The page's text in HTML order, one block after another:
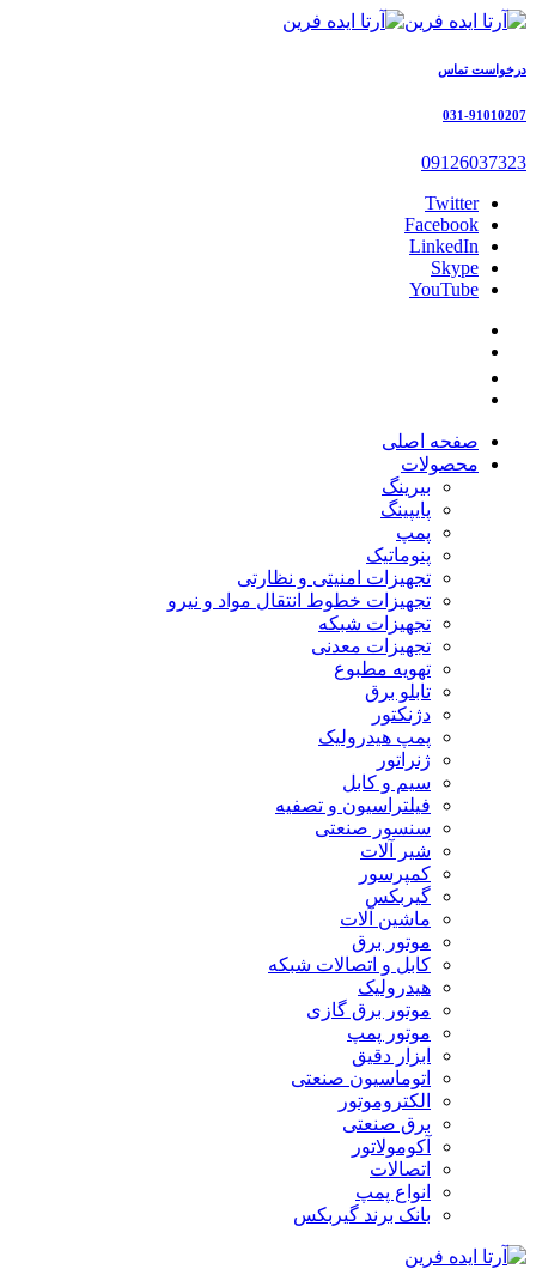
درخواست تماس
031-91010207
09126037323
Twitter
Facebook
LinkedIn
Skype
YouTube
صفحه اصلی
محصولات
بیرینگ
پایپینگ
پمپ
پنوماتیک
تجهیزات امنیتی و نظارتی
تجهیزات خطوط انتقال مواد و نیرو
تجهیزات شبکه
تجهیزات معدنی
تهویه مطبوع
تابلو برق
دژنکتور
پمپ هیدرولیک
ژنراتور
سیم و کابل
فیلتراسیون و تصفیه
سنسور صنعتی
شیر آلات
کمپرسور
گیربکس
ماشین آلات
موتور برق
کابل و اتصالات شبکه
هیدرولیک
موتور برق گازی
موتور پمپ
ابزار دقیق
اتوماسیون صنعتی
الکتروموتور
برق صنعتی
آکومولاتور
اتصالات
انواع پمپ
بانک برند گیربکس